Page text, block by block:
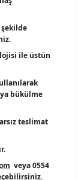
şekilde
ile üstün
bükülme
teslimat
veya 0554